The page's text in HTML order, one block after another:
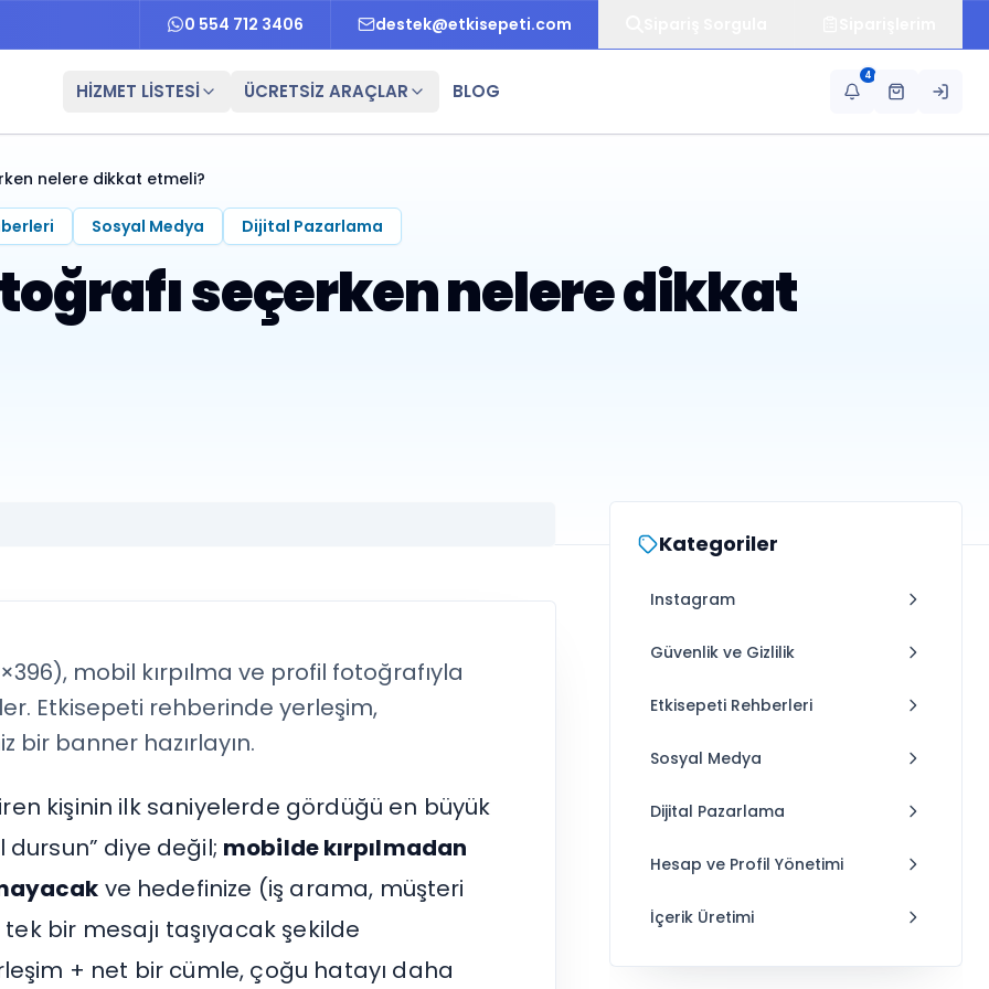
0 554 712 3406 destek@etkisepeti.com
HİZMET LİSTESİ ÜCRETSİZ ARAÇLAR BLOG
4
nelere dikkat etmeli?
Sosyal Medya Dijital Pazarlama
mobil kırpılma ve profil fotoğrafıyla
Etkisepeti rehberinde yerleşim,
bir banner hazırlayın.
kişinin ilk saniyelerde gördüğü en büyük
diye değil; mobilde kırpılmadan
ve hedefinize (iş arama, müşteri
bir mesajı taşıyacak şekilde
+ net bir cümle, çoğu hatayı daha
Kategoriler
Instagram
Güvenlik ve Gizlilik
Etkisepeti Rehberleri
Sosyal Medya
Dijital Pazarlama
Hesap ve Profil Yönetimi
İçerik Üretimi